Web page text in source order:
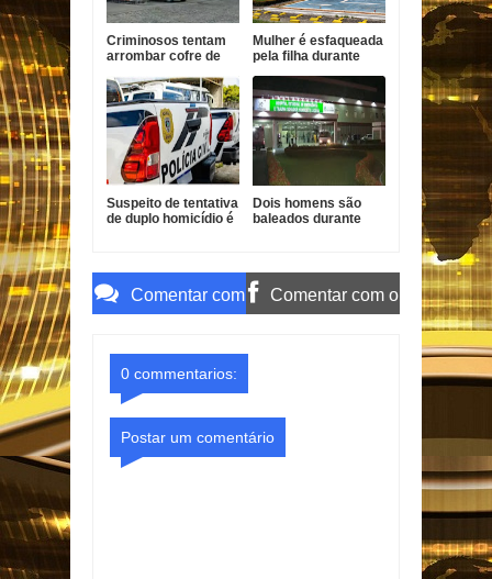
Criminosos tentam
arrombar cofre de
combustíveis em
João Pessoa
Mulher é esfaqueada
pela filha durante
Pessoa
Suspeito de tentativa
de duplo homicídio é
Dois homens são
baleados durante
Comentar com Comentar com o
0 commentarios:
Postar um comentário